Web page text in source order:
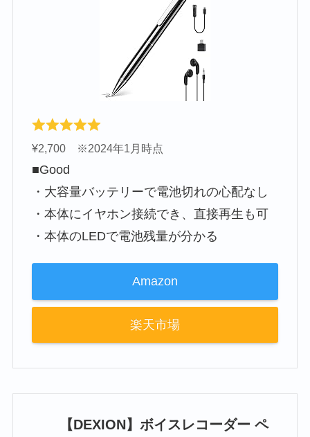
¥2,700 ※2024年1月時点
■Good
・大容量バッテリーで電池切れの心配なし
・本体にイヤホン接続でき、直接再生も可
・本体のLEDで電池残量が分かる
Amazon
楽天市場
【DEXION】‎ボイスレコーダー ペ